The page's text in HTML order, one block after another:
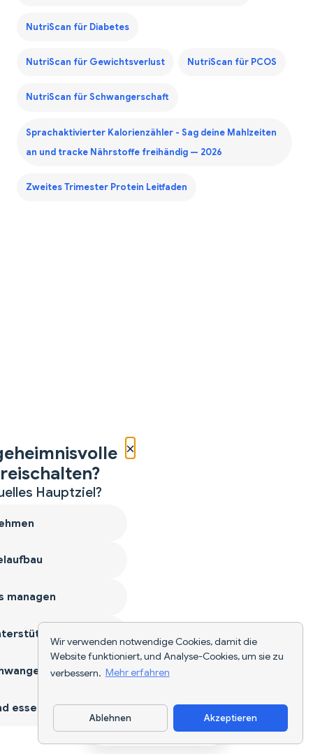
Wir verwenden notwendige Cookies, damit die
Website funktioniert, und Analyse-Cookies, um sie zu
verbessern. Mehr erfahren
Ablehnen Akzeptieren
NutriScan für Diabetes
NutriScan für Gewichtsverlust NutriScan für PCOS
NutriScan für Schwangerschaft
Sprachaktivierter Kalorienzähler - Sag deine Mahlzeiten
an und tracke Nährstoffe freihändig — 2026
Zweites Trimester Protein Leitfaden
App herunterladen
×
Hauptziel?
managen
essen